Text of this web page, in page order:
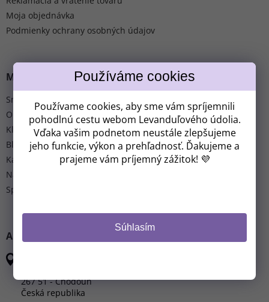
Používame cookies, aby sme vám spríjemnili
pohodlnú cestu webom Levanduľového údolia.
Vďaka vašim podnetom neustále zlepšujeme
jeho funkcie, výkon a prehľadnosť. Ďakujeme a
prajeme vám príjemný zážitok! 💜
Súhlasím
Moja objednávka
Podmienky ochrany osobných údajov
MOHLO BY VÁS ZAUJÍMAŤ
Sme celoročný areál
O nás
Klub Molecules of Life
Blog
Kalendár akcií
Napísali o nás
Spolupracujeme
ADRESA
267 51 - Chodouň
Česká republika